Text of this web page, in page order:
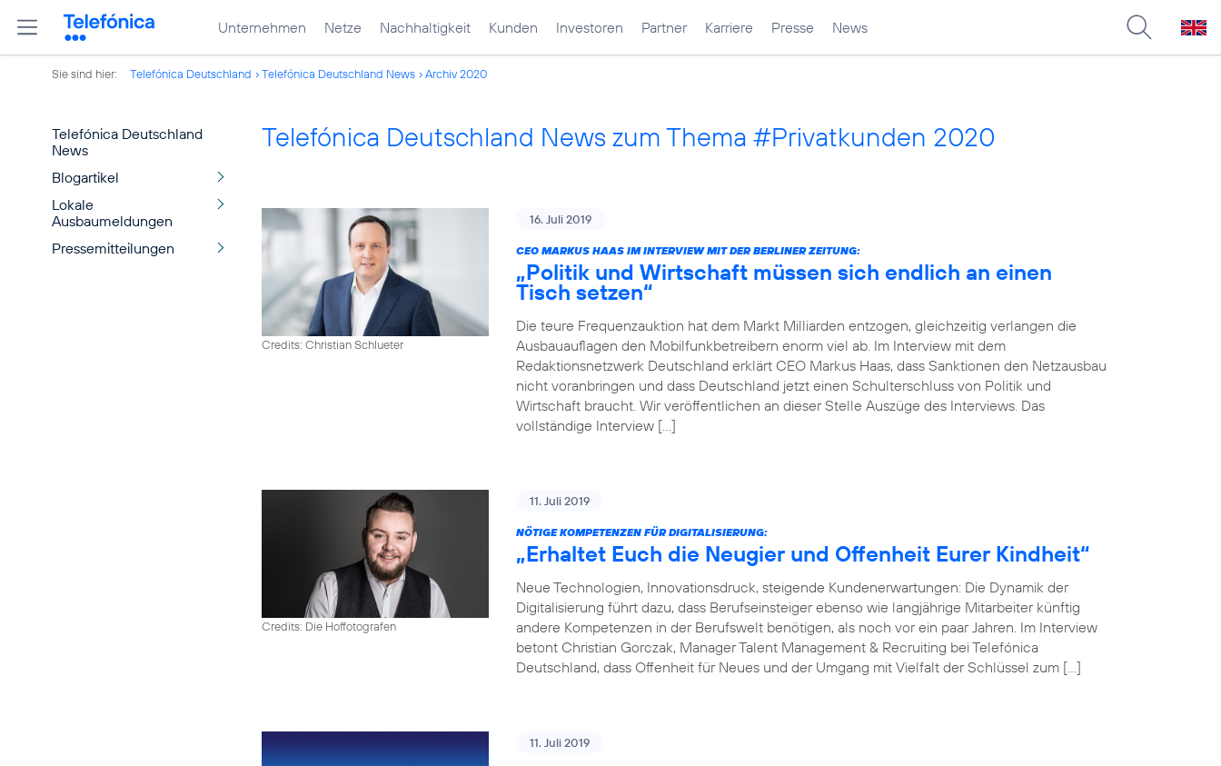
Unternehmen Netze Nachhaltigkeit Kunden Investoren Partner Karriere Presse News
Sie sind hier: Telefónica Deutschland Telefónica Deutschland News Archiv 2020
Telefónica Deutschland
News
Blogartikel
Lokale
Ausbaumeldungen
Pressemitteilungen
Telefónica Deutschland News zum Thema #Privatkunden 2020
Credits: Christian Schlueter
16. Juli 2019
CEO MARKUS HAAS IM INTERVIEW MIT DER BERLINER ZEITUNG:
„Politik und Wirtschaft müssen sich endlich an einen
Tisch setzen“
Die teure Frequenzauktion hat dem Markt Milliarden entzogen, gleichzeitig verlangen die
Ausbauauflagen den Mobilfunkbetreibern enorm viel ab. Im Interview mit dem
Redaktionsnetzwerk Deutschland erklärt CEO Markus Haas, dass Sanktionen den Netzausbau
nicht voranbringen und dass Deutschland jetzt einen Schulterschluss von Politik und
Wirtschaft braucht. Wir veröffentlichen an dieser Stelle Auszüge des Interviews. Das
vollständige Interview […]
Credits: Die Hoffotografen
11. Juli 2019
NÖTIGE KOMPETENZEN FÜR DIGITALISIERUNG:
„Erhaltet Euch die Neugier und Offenheit Eurer Kindheit“
Neue Technologien, Innovationsdruck, steigende Kundenerwartungen: Die Dynamik der
Digitalisierung führt dazu, dass Berufseinsteiger ebenso wie langjährige Mitarbeiter künftig
andere Kompetenzen in der Berufswelt benötigen, als noch vor ein paar Jahren. Im Interview
betont Christian Gorczak, Manager Talent Management & Recruiting bei Telefónica
Deutschland, dass Offenheit für Neues und der Umgang mit Vielfalt der Schlüssel zum […]
11. Juli 2019